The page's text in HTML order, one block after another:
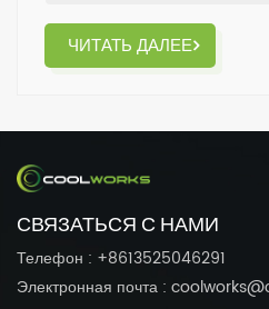
ЧИТАТЬ ДАЛЕЕ
СВЯЗАТЬСЯ С НАМИ
Телефон : +8613525046291
Электронная почта :